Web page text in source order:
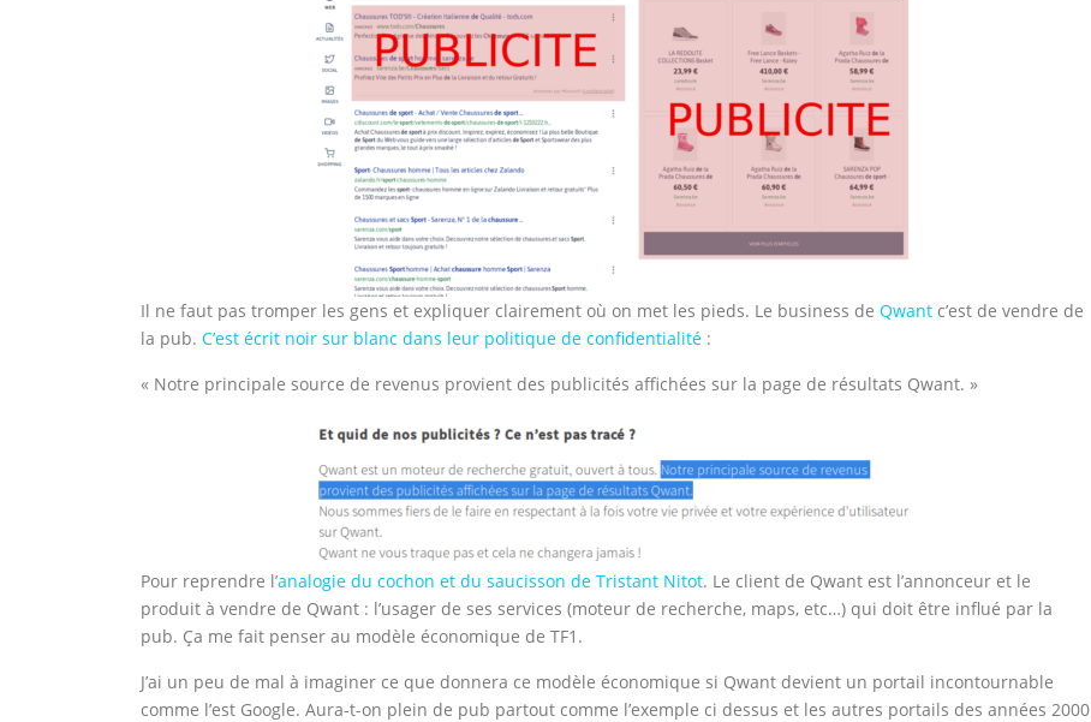
Il ne faut pas tromper les gens et expliquer clairement où on met les pieds. Le business de Qwant c’est de vendre de
la pub. C’est écrit noir sur blanc dans leur politique de confidentialité :
« Notre principale source de revenus provient des publicités affichées sur la page de résultats Qwant. »
Pour reprendre l’analogie du cochon et du saucisson de Tristant Nitot. Le client de Qwant est l’annonceur et le
produit à vendre de Qwant : l’usager de ses services (moteur de recherche, maps, etc…) qui doit être influé par la
pub. Ça me fait penser au modèle économique de TF1.
J’ai un peu de mal à imaginer ce que donnera ce modèle économique si Qwant devient un portail incontournable
comme l’est Google. Aura-t-on plein de pub partout comme l’exemple ci dessus et les autres portails des années 2000